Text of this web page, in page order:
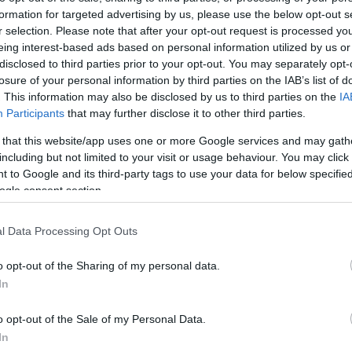
for targeted advertising by us, please use the below opt-out
selection. Please note that after your opt-out request is processed
interest-based ads based on personal information utilized by us
to third parties prior to your opt-out. You may separately
of your personal information by third parties on the IAB’s list of
This information may also be disclosed by us to third parties on the
Participants that may further disclose it to other third parties.
that this website/app uses one or more Google services and may
but not limited to your visit or usage behaviour. You may
to Google and its third-party tags to use your data for below
consent section.
Data Processing Opt Outs
opt-out of the Sharing of my personal data.
opt-out of the Sale of my Personal Data.
Jelszó Emlékezzen rám
Regisztráció
szaknévsora
KERTÉSZ ÉS KERTÉSZET REGISZTRÁCIÓ NÖVÉNYKATALÓGUS
143
7
16
6
7
3
4
3
143
7
16
6
7
3
4 3